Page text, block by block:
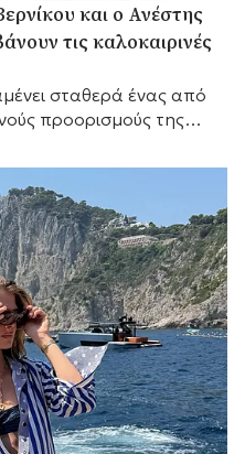
και ο Ανέστης
τις καλοκαιρινές
σταθερά ένας από
προορισμούς της